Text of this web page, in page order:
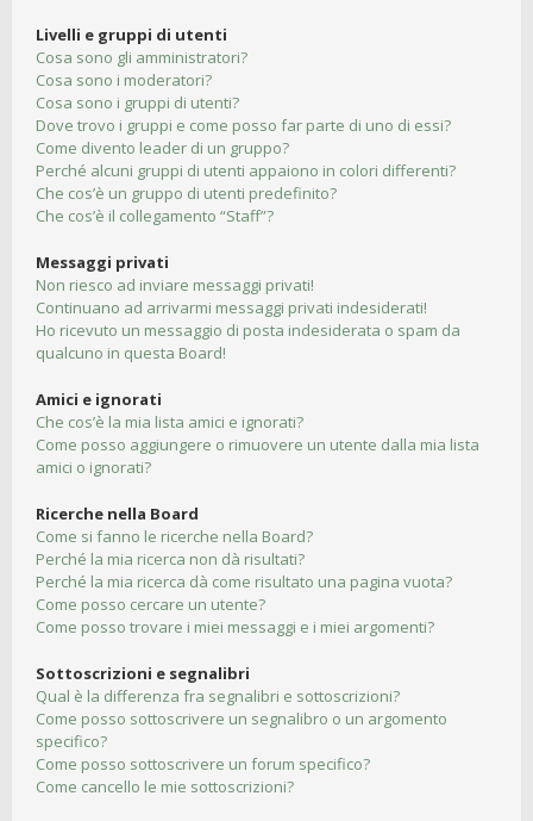
Livelli e gruppi di utenti
Cosa sono gli amministratori?
Cosa sono i moderatori?
Cosa sono i gruppi di utenti?
Dove trovo i gruppi e come posso far parte di uno di essi?
Come divento leader di un gruppo?
Perché alcuni gruppi di utenti appaiono in colori differenti?
Che cos’è un gruppo di utenti predefinito?
Che cos’è il collegamento “Staff”?
Messaggi privati
Non riesco ad inviare messaggi privati!
Continuano ad arrivarmi messaggi privati indesiderati!
Ho ricevuto un messaggio di posta indesiderata o spam da
qualcuno in questa Board!
Amici e ignorati
Che cos’è la mia lista amici e ignorati?
Come posso aggiungere o rimuovere un utente dalla mia lista
amici o ignorati?
Ricerche nella Board
Come si fanno le ricerche nella Board?
Perché la mia ricerca non dà risultati?
Perché la mia ricerca dà come risultato una pagina vuota?
Come posso cercare un utente?
Come posso trovare i miei messaggi e i miei argomenti?
Sottoscrizioni e segnalibri
Qual è la differenza fra segnalibri e sottoscrizioni?
Come posso sottoscrivere un segnalibro o un argomento
specifico?
Come posso sottoscrivere un forum specifico?
Come cancello le mie sottoscrizioni?